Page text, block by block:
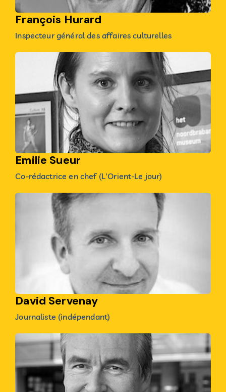
François Hurard
Inspecteur général des affaires culturelles
Emilie Sueur
Co-rédactrice en chef (L'Orient-Le jour)
David Servenay
Journaliste (indépendant)